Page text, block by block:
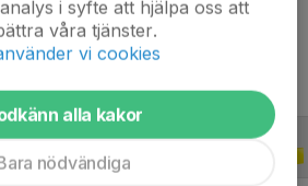
10 år
ÅR
i syfte att hjälpa oss att
våra tjänster.
vi cookies
alla kakor
nödvändiga